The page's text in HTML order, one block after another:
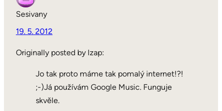
Sesivany
19. 5. 2012
Originally posted by lzap:
Jo tak proto máme tak pomalý internet!?!
;-)Já používám Google Music. Funguje
skvěle.